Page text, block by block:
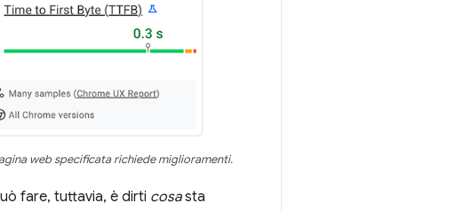
web specificata richiede miglioramenti.
fare, tuttavia, è dirti cosasta